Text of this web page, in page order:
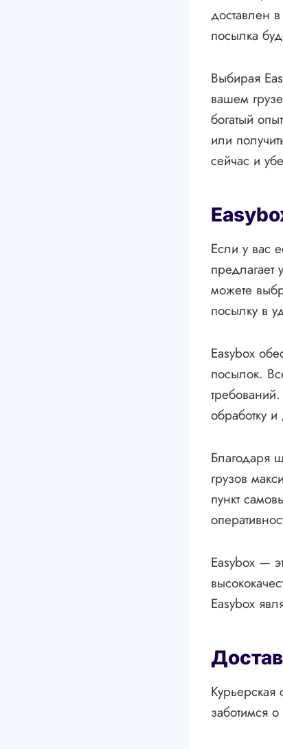
доставлен
посылка
Выбирая
вашем
богатый
или
сейчас и
Если у вас
можете
посылку в
Easybox
посылок.
обработку
Благодаря
грузов
пункт
Easybox —
Easybox
заботимся